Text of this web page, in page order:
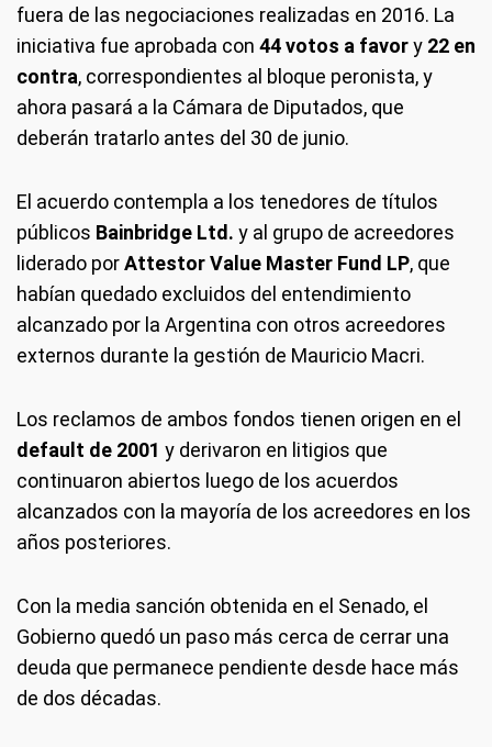
fuera de las negociaciones realizadas en 2016. La
iniciativa fue aprobada con 44 votos a favory 22 en
contra, correspondientes al bloque peronista, y
ahora pasará a la Cámara de Diputados, que
deberán tratarlo antes del 30 de junio.
El acuerdo contempla a los tenedores de títulos
públicos Bainbridge Ltd. y al grupo de acreedores
liderado porAttestor Value Master Fund LP, que
habían quedado excluidos del entendimiento
alcanzado por la Argentina con otros acreedores
externos durante la gestión de Mauricio Macri.
Los reclamos de ambos fondos tienen origen en el
default de 2001 y derivaron en litigios que
continuaron abiertos luego de los acuerdos
alcanzados con la mayoría de los acreedores en los
años posteriores.
Con la media sanción obtenida en el Senado, el
Gobierno quedó un paso más cerca de cerrar una
deuda que permanece pendiente desde hace más
de dos décadas.